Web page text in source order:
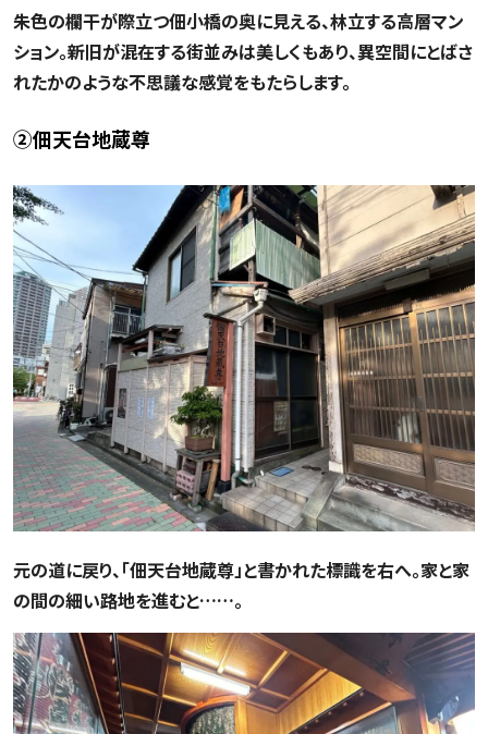
朱色の欄干が際立つ佃小橋の奥に見える、林立する高層マン
ション。新旧が混在する街並みは美しくもあり、異空間にとばさ
れたかのような不思議な感覚をもたらします。
②佃天台地蔵尊
元の道に戻り、「佃天台地蔵尊」と書かれた標識を右へ。家と家
の間の細い路地を進むと……。